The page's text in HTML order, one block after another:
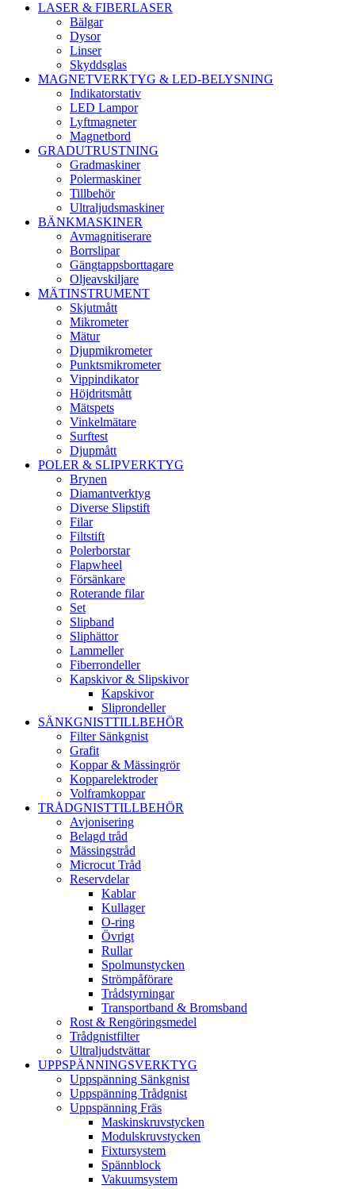
LASER & FIBERLASER
Bälgar
Dysor
Linser
Skyddsglas
MAGNETVERKTYG & LED-BELYSNING
Indikatorstativ
LED Lampor
Lyftmagneter
Magnetbord
GRADUTRUSTNING
Gradmaskiner
Polermaskiner
Tillbehör
Ultraljudsmaskiner
BÄNKMASKINER
Avmagnitiserare
Borrslipar
Gängtappsborttagare
Oljeavskiljare
MÄTINSTRUMENT
Skjutmått
Mikrometer
Mätur
Djupmikrometer
Punktsmikrometer
Vippindikator
Höjdritsmått
Mätspets
Vinkelmätare
Surftest
Djupmått
POLER & SLIPVERKTYG
Brynen
Diamantverktyg
Diverse Slipstift
Filar
Filtstift
Polerborstar
Flapwheel
Försänkare
Roterande filar
Set
Slipband
Sliphättor
Lammeller
Fiberrondeller
Kapskivor & Slipskivor
Kapskivor
Sliprondeller
SÄNKGNISTTILLBEHÖR
Filter Sänkgnist
Grafit
Koppar & Mässingrör
Kopparelektroder
Volframkoppar
TRÅDGNISTTILLBEHÖR
Avjonisering
Belagd tråd
Mässingstråd
Microcut Tråd
Reservdelar
Kablar
Kullager
O-ring
Övrigt
Rullar
Spolmunstycken
Strömpåförare
Trådstyrningar
Transportband & Bromsband
Rost & Rengöringsmedel
Trådgnistfilter
Ultraljudstvättar
UPPSPÄNNINGSVERKTYG
Uppspänning Sänkgnist
Uppspänning Trådgnist
Uppspänning Fräs
Maskinskruvstycken
Modulskruvstycken
Fixtursystem
Spännblock
Vakuumsystem